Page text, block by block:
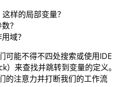
样的局部变量？
？
域？
可能不得不四处搜索或使用IDE
）来查找并跳转到变量的定义。
的注意力并打断我们的工作流